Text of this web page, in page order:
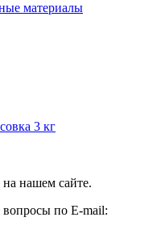
материалы
3 кг
нашем сайте.
по E-mail: